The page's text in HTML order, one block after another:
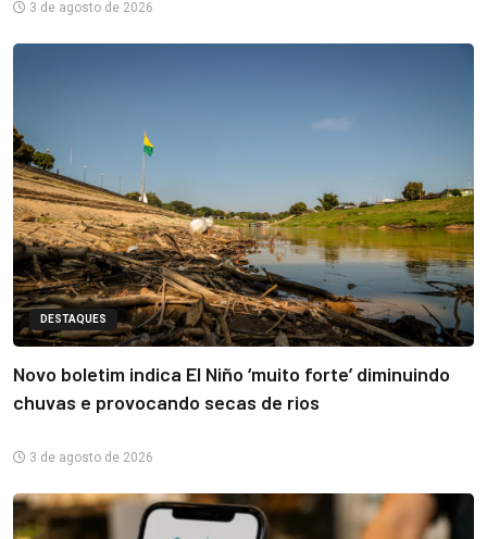
3 de agosto de 2026
DESTAQUES
Novo boletim indica El Niño ‘muito forte’ diminuindo
chuvas e provocando secas de rios
3 de agosto de 2026